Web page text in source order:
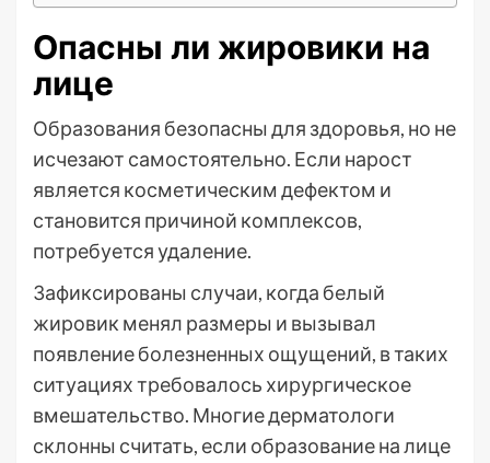
Опасны ли жировики на
лице
Образования безопасны для здоровья, но не
исчезают самостоятельно. Если нарост
является косметическим дефектом и
становится причиной комплексов,
потребуется удаление.
Зафиксированы случаи, когда белый
жировик менял размеры и вызывал
появление болезненных ощущений, в таких
ситуациях требовалось хирургическое
вмешательство. Многие дерматологи
склонны считать, если образование на лице